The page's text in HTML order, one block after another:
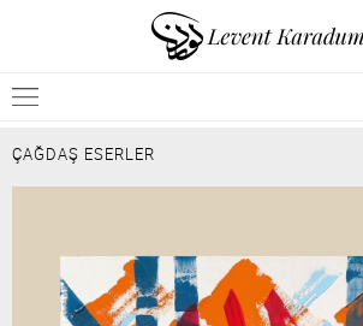
ÇAĞDAŞ ESERLER